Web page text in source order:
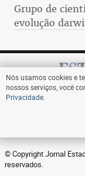
Grupo de
evolução
© Copyright Jornal
reservados.
Nós usamos cookies e
nossos serviços, você
Privacidade